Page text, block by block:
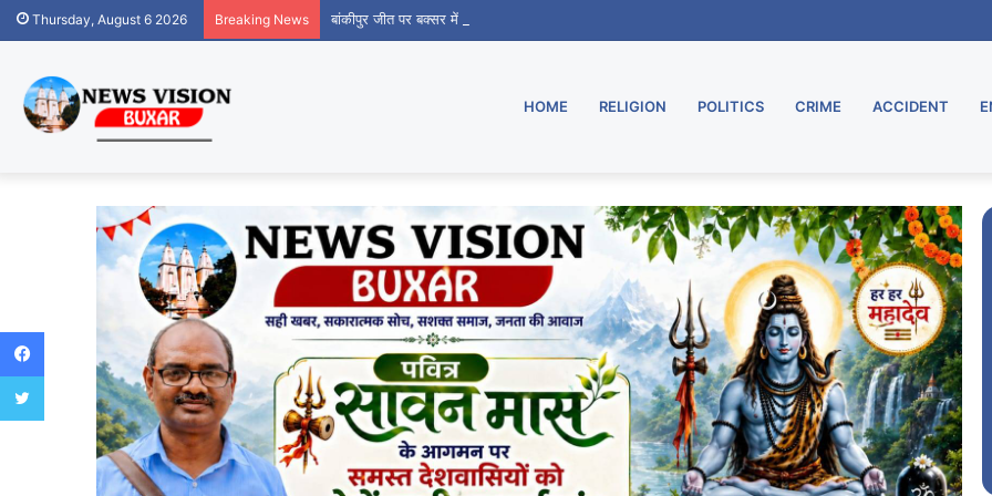
Thursday, August 6 2026 Breaking News बांकीपुर जीत पर बक्सर में जन सुराज का शक्ति प्रदर्शन, विजय जुलूस में गूंजा बदलाव का संदेश
HOME RELIGION POLITICS CRIME ACCIDENT
Facebook